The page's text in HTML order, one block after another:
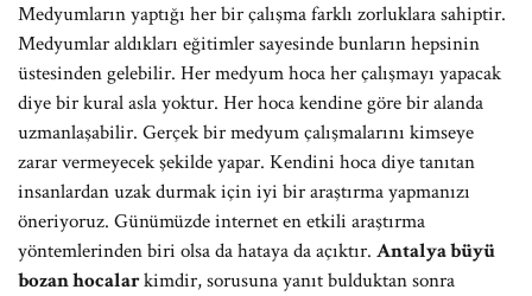
Medyumların yaptığı her bir çalışma farklı zorluklara sahiptir.
Medyumlar aldıkları eğitimler sayesinde bunların hepsinin
üstesinden gelebilir. Her medyum hoca her çalışmayı yapacak
diye bir kural asla yoktur. Her hoca kendine göre bir alanda
uzmanlaşabilir. Gerçek bir medyum çalışmalarını kimseye
zarar vermeyecek şekilde yapar. Kendini hoca diye tanıtan
insanlardan uzak durmak için iyi bir araştırma yapmanızı
öneriyoruz. Günümüzde internet en etkili araştırma
yöntemlerinden biri olsa da hataya da açıktır. Antalya büyü
bozan hocalarkimdir, sorusuna yanıt bulduktan sonra